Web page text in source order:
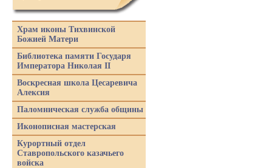
Храм иконы Тихвинской
Божией Матери
Библиотека памяти Государя
Императора Николая II
Воскресная школа Цесаревича
Алексия
Паломническая служба общины
Иконописная мастерская
Курортный отдел
Ставропольского казачьего
войска